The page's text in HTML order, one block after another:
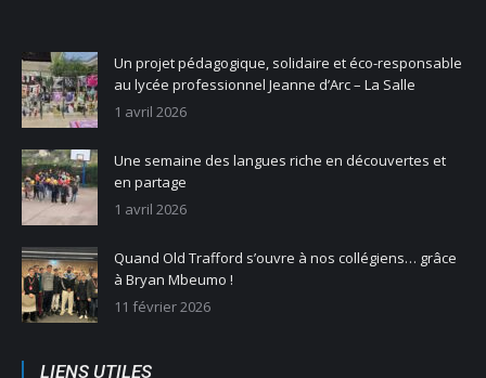
Un projet pédagogique, solidaire et éco-responsable
au lycée professionnel Jeanne d’Arc – La Salle
1 avril 2026
Une semaine des langues riche en découvertes et
en partage
1 avril 2026
Quand Old Trafford s’ouvre à nos collégiens… grâce
à Bryan Mbeumo !
11 février 2026
LIENS UTILES